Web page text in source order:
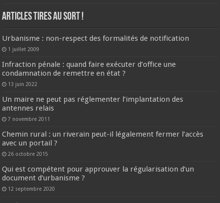
ARTICLES TIRES AU SORT !
Urbanisme : non-respect des formalités de notification
1 juillet 2009
Infraction pénale : quand faire exécuter d’office une
condamnation de remettre en état ?
13 juin 2022
Un maire ne peut pas réglementer l’implantation des
antennes relais
7 novembre 2011
Chemin rural : un riverain peut-il légalement fermer l’accès
avec un portail ?
26 octobre 2015
Qui est compétent pour approuver la régularisation d’un
document d’urbanisme ?
12 septembre 2020